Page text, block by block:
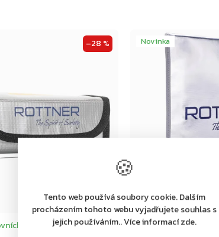
🍪
Tento web používá soubory cookie. Dalším
procházením tohoto webu vyjadřujete souhlas s
jejich používáním.. Více informací zde.
–28 %
dní
Novinka
Dodání 4-7 pracovních